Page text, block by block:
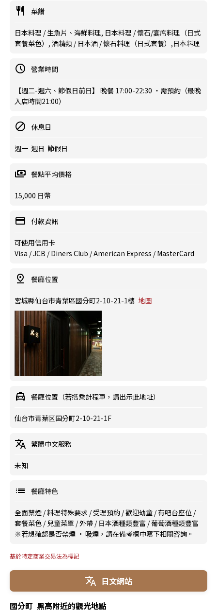
菜餚
日本料理 / 生魚片、海鮮料理, 日本料理 / 懷石/宴席料理（日式
套餐菜色）, 酒精類 / 日本酒 / 懷石料理（日式套餐）,日本料理
營業時間
【週二-週六、節假日前日】 晚餐 17:00-22:30 ・需預約（最晚
入店時間21:00）
休息日
週一 週日 節假日
餐點平均價格
15,000 日幣
付款資訊
可使用信用卡
Visa / JCB / Diners Club / American Express / MasterCard
餐廳位置
宮城縣仙台市青葉區國分町2-10-21-1樓 地圖
餐廳位置（若搭乘計程車，請出示此地址）
仙台市青葉区国分町2-10-21-1F
繁體中文服務
未知
餐廳特色
全面禁煙 /料理特殊要求 /受理預約 /歡迎幼童 /有吧台座位 /
套餐菜色 / 兒童菜單 /外帶 / 日本酒種類豐富 /葡萄酒種類豐富
※若想確認是否禁煙 · 吸煙，請在備考欄中寫下相關咨詢。
基於特定商業交易法為標記
日文網站
國分町 黑高附近的觀光地點